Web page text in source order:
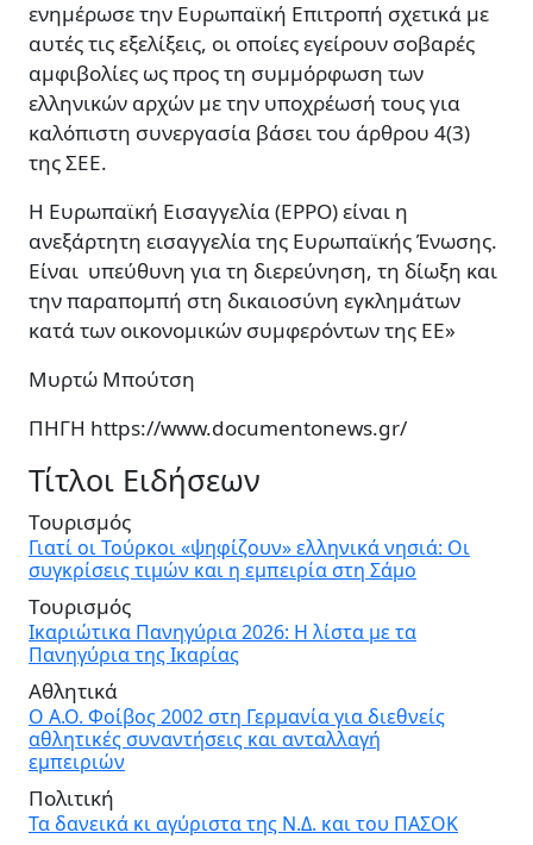
ενημέρωσε την Ευρωπαϊκή Επιτροπή σχετικά με
αυτές τις εξελίξεις, οι οποίες εγείρουν σοβαρές
αμφιβολίες ως προς τη συμμόρφωση των
ελληνικών αρχών με την υποχρέωσή τους για
καλόπιστη συνεργασία βάσει του άρθρου 4(3)
της ΣΕΕ.
Η Ευρωπαϊκή Εισαγγελία (EPPO) είναι η
ανεξάρτητη εισαγγελία της Ευρωπαϊκής Ένωσης.
Είναι υπεύθυνη για τη διερεύνηση, τη δίωξη και
την παραπομπή στη δικαιοσύνη εγκλημάτων
κατά των οικονομικών συμφερόντων της ΕΕ»
Μυρτώ Μπούτση
ΠΗΓΗ https://www.documentonews.gr/
Τίτλοι Ειδήσεων
Τουρισμός
Γιατί οι Τούρκοι «ψηφίζουν» ελληνικά νησιά: Οι
συγκρίσεις τιμών και η εμπειρία στη Σάμο
Τουρισμός
Ικαριώτικα Πανηγύρια 2026: Η λίστα με τα
Πανηγύρια της Ικαρίας
Αθλητικά
Ο Α.Ο. Φοίβος 2002 στη Γερμανία για διεθνείς
αθλητικές συναντήσεις και ανταλλαγή
εμπειριών
Πολιτική
Τα δανεικά κι αγύριστα της Ν.Δ. και του ΠΑΣΟΚ